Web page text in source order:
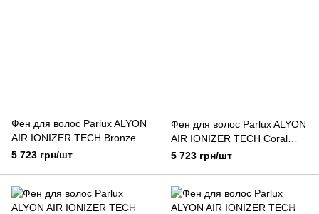
Фен для волос Parlux ALYON
AIR IONIZER TECH Bronze
бронзовый
5 723 грн/шт
Фен для волос Parlux ALYON
AIR IONIZER TECH Coral
коралловый
5 723 грн/шт